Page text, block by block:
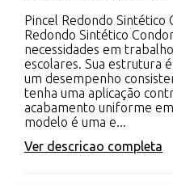
Pincel Redondo Sintético
Redondo Sintético
necessidades em
escolares. Sua estrutura
um desempenho
tenha uma aplicação
acabamento uniforme
modelo é uma e...
Ver descricao completa